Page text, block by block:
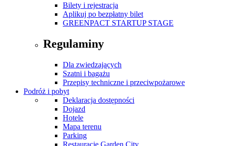
Bilety i rejestracja
Aplikuj po bezpłatny bilet
GREENPACT STARTUP STAGE
Regulaminy
Dla zwiedzających
Szatni i bagażu
Przepisy techniczne i przeciwpożarowe
Podróż i pobyt
Deklaracja dostępności
Dojazd
Hotele
Mapa terenu
Parking
Restauracje Garden City